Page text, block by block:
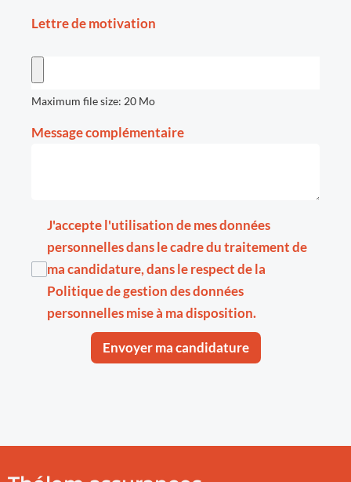
Lettre de motivation
Maximum file size: 20 Mo
Message complémentaire
J'accepte l'utilisation de mes données
personnelles dans le cadre du traitement de
ma candidature, dans le respect de la
Politique de gestion des données
personnellesmise à ma disposition.
Envoyer ma candidature